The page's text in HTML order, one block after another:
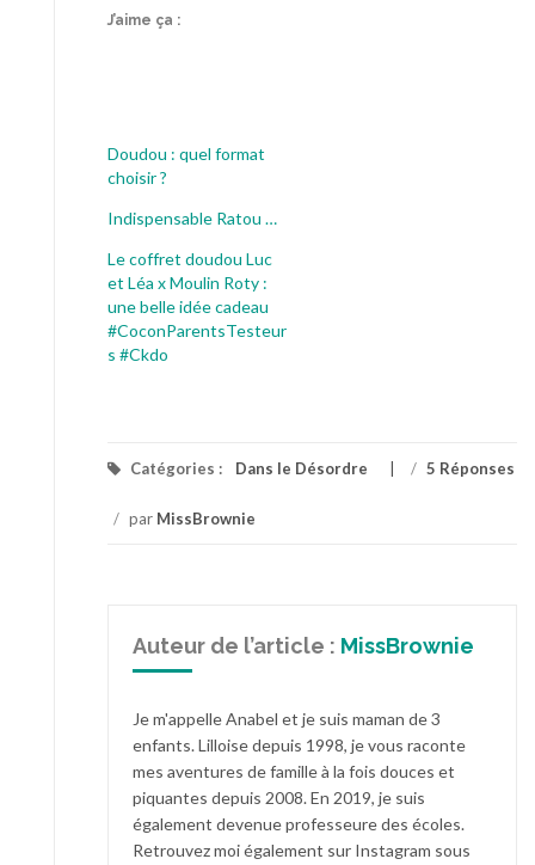
J’aime ça :
Doudou : quel format
choisir ?
Indispensable Ratou …
Le coffret doudou Luc
et Léa x Moulin Roty :
une belle idée cadeau
#CoconParentsTesteur
s #Ckdo
Catégories : Dans le Désordre / 5 Réponses
/ par MissBrownie
Auteur de l’article : MissBrownie
Je m'appelle Anabel et je suis maman de 3
enfants. Lilloise depuis 1998, je vous raconte
mes aventures de famille à la fois douces et
piquantes depuis 2008. En 2019, je suis
également devenue professeure des écoles.
Retrouvez moi également sur Instagram sous